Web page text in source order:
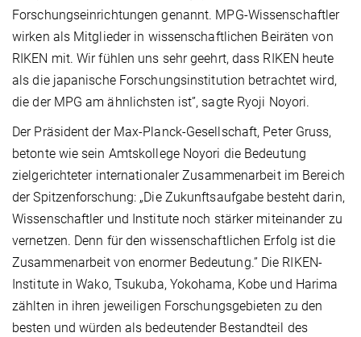
Forschungseinrichtungen genannt. MPG-Wissenschaftler
wirken als Mitglieder in wissenschaftlichen Beiräten von
RIKEN mit. Wir fühlen uns sehr geehrt, dass RIKEN heute
als die japanische Forschungsinstitution betrachtet wird,
die der MPG am ähnlichsten ist”, sagte Ryoji Noyori.
Der Präsident der Max-Planck-Gesellschaft, Peter Gruss,
betonte wie sein Amtskollege Noyori die Bedeutung
zielgerichteter internationaler Zusammenarbeit im Bereich
der Spitzenforschung: „Die Zukunftsaufgabe besteht darin,
Wissenschaftler und Institute noch stärker miteinander zu
vernetzen. Denn für den wissenschaftlichen Erfolg ist die
Zusammenarbeit von enormer Bedeutung.” Die RIKEN-
Institute in Wako, Tsukuba, Yokohama, Kobe und Harima
zählten in ihren jeweiligen Forschungsgebieten zu den
besten und würden als bedeutender Bestandteil des